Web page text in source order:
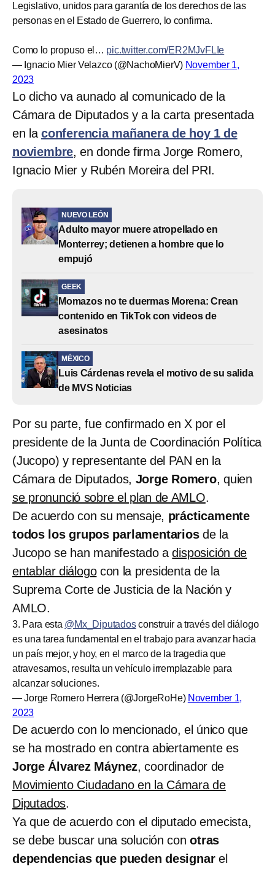
Legislativo, unidos para garantía de los derechos de las
personas en el Estado de Guerrero, lo confirma.
Como lo propuso el… pic.twitter.com/ER2MJvFLIe
— Ignacio Mier Velazco (@NachoMierV) November 1,
2023
Lo dicho va aunado al comunicado de la
Cámara de Diputados y a la carta presentada
en laconferencia mañanera de hoy 1 de
noviembre, en donde firma Jorge Romero,
Ignacio Mier y Rubén Moreira del PRI.
NUEVO LEÓN
Adulto mayor muere atropellado en
Monterrey; detienen a hombre que lo
empujó
GEEK
Momazos no te duermas Morena: Crean
contenido en TikTok con videos de
asesinatos
MÉXICO
Luis Cárdenas revela el motivo de su salida
de MVS Noticias
Por su parte, fue confirmado en X por el
presidente de la Junta de Coordinación Política
(Jucopo) y representante del PAN en la
Cámara de Diputados, Jorge Romero, quien
se pronunció sobre el plan de AMLO.
De acuerdo con su mensaje, prácticamente
todos los grupos parlamentarios de la
Jucopo se han manifestado adisposición de
entablar diálogo con la presidenta de la
Suprema Corte de Justicia de la Nación y
AMLO.
3. Para esta @Mx_Diputadosconstruir a través del diálogo
es una tarea fundamental en el trabajo para avanzar hacia
un país mejor, y hoy, en el marco de la tragedia que
atravesamos, resulta un vehículo irremplazable para
alcanzar soluciones.
— Jorge Romero Herrera (@JorgeRoHe) November 1,
2023
De acuerdo con lo mencionado, el único que
se ha mostrado en contra abiertamente es
Jorge Álvarez Máynez, coordinador de
Movimiento Ciudadano en la Cámara de
Diputados.
Ya que de acuerdo con el diputado emecista,
se debe buscar una solución conotras
dependencias que pueden designar el